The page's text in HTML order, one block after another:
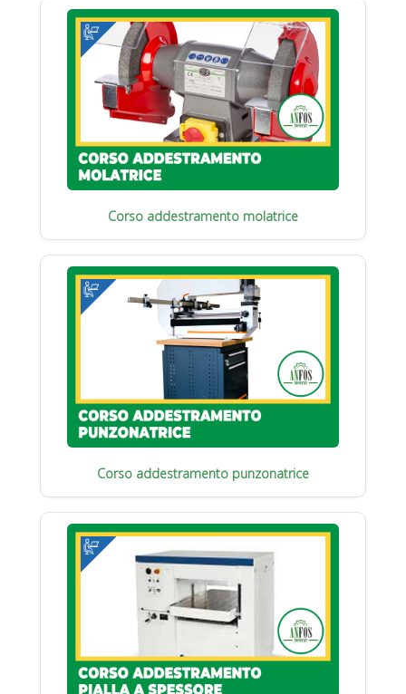
Corso addestramento molatrice
Corso addestramento punzonatrice